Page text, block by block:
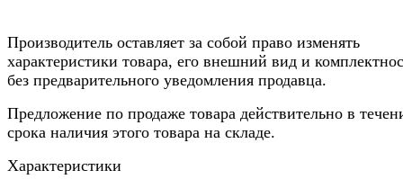
Производитель оставляет за собой право изменять
характеристики товара, его внешний вид и
без предварительного уведомления продавца.
Предложение по продаже товара действительно в
срока наличия этого товара на складе.
Характеристики